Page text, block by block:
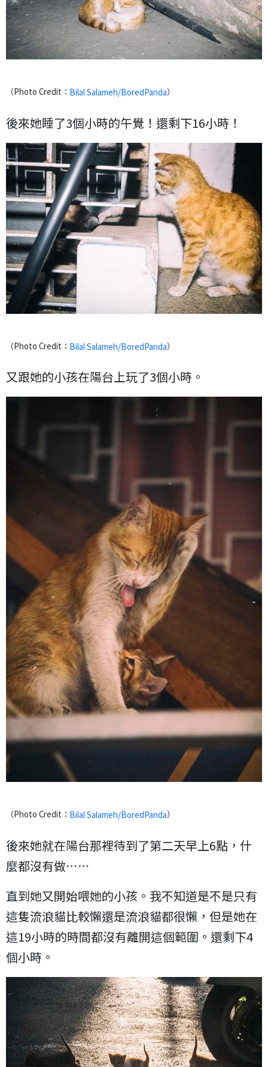
（Photo Credit： Bilal Salameh/BoredPanda）
後來她睡了3個小時的午覺！還剩下16小時！
（Photo Credit： Bilal Salameh/BoredPanda）
又跟她的小孩在陽台上玩了3個小時。
（Photo Credit： Bilal Salameh/BoredPanda）
後來她就在陽台那裡待到了第二天早上6點，什
麼都沒有做⋯⋯
直到她又開始喂她的小孩。我不知道是不是只有
這隻流浪貓比較懶還是流浪貓都很懶，但是她在
這19小時的時間都沒有離開這個範圍。還剩下4
個小時。